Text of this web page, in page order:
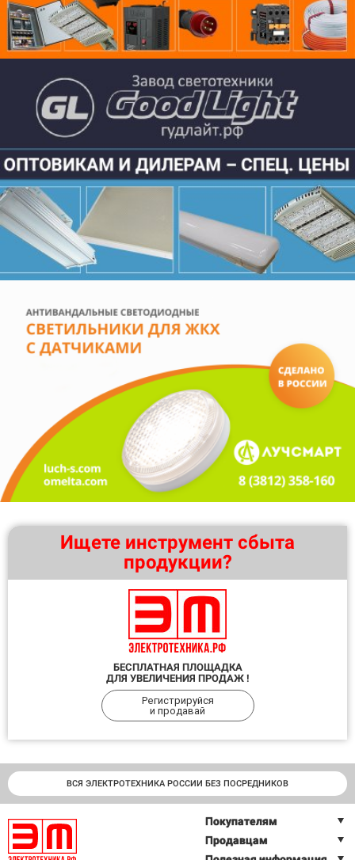
Ищете инструмент сбыта
продукции?
БЕСПЛАТНАЯ ПЛОЩАДКА
ДЛЯ УВЕЛИЧЕНИЯ ПРОДАЖ !
Регистрируйся
и продавай
ВСЯ ЭЛЕКТРОТЕХНИКА РОССИИ БЕЗ ПОСРЕДНИКОВ
Покупателям
Продавцам